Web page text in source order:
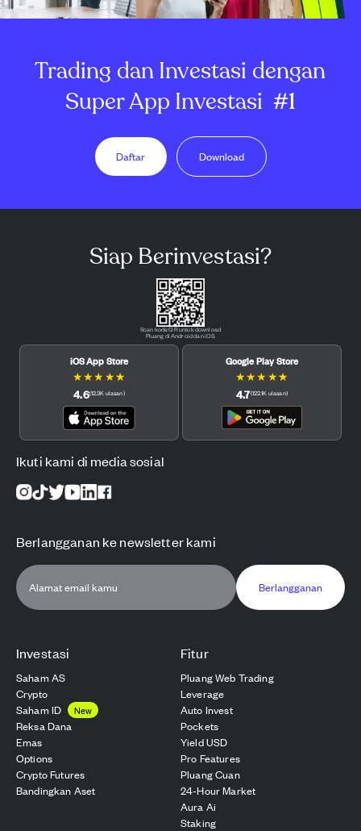
Trading dan Investasi dengan
Super App Investasi #1
Daftar Download
Investasi
Saham AS
Crypto
Saham ID
New
Reksa Dana
Emas
Options
Crypto Futures
Bandingkan Aset
Fitur
Pluang Web Trading
Leverage
Auto Invest
Pockets
Yield USD
Pro Features
Pluang Cuan
24-Hour Market
Aura Ai
Staking
Siap Berinvestasi?
Scan kode QR untuk download
Pluang di Android dan iOS.
iOS App Store
★★★ ★★
4.6(12.3K ulasan)
Google Play Store
★★★ ★★
4.7(122.1K ulasan)
Ikuti kami di media sosial
Berlangganan ke newsletter kami
Berlangganan